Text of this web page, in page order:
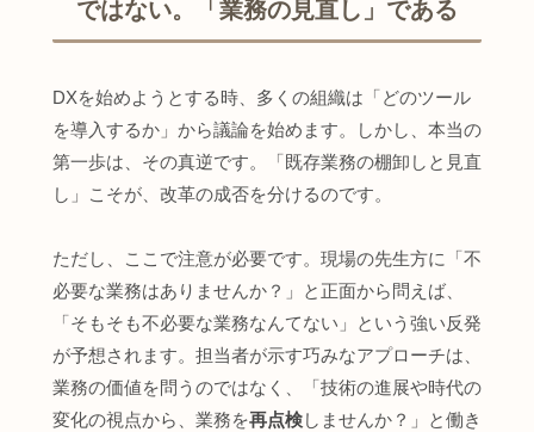
ではない。「業務の見直し」である
DXを始めようとする時、多くの組織は「どのツール
を導入するか」から議論を始めます。しかし、本当の
第一歩は、その真逆です。「既存業務の棚卸しと見直
し」こそが、改革の成否を分けるのです。
ただし、ここで注意が必要です。現場の先生方に「不
必要な業務はありませんか？」と正面から問えば、
「そもそも不必要な業務なんてない」という強い反発
が予想されます。担当者が示す巧みなアプローチは、
業務の価値を問うのではなく、「技術の進展や時代の
変化の視点から、業務を再点検しませんか？」と働き